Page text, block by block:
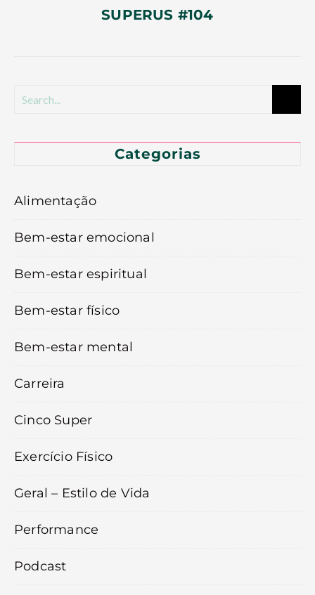
SUPERUS #104
Categorias
Alimentação
Bem-estar emocional
Bem-estar espiritual
Bem-estar físico
Bem-estar mental
Carreira
Cinco Super
Exercício Físico
Geral – Estilo de Vida
Performance
Podcast